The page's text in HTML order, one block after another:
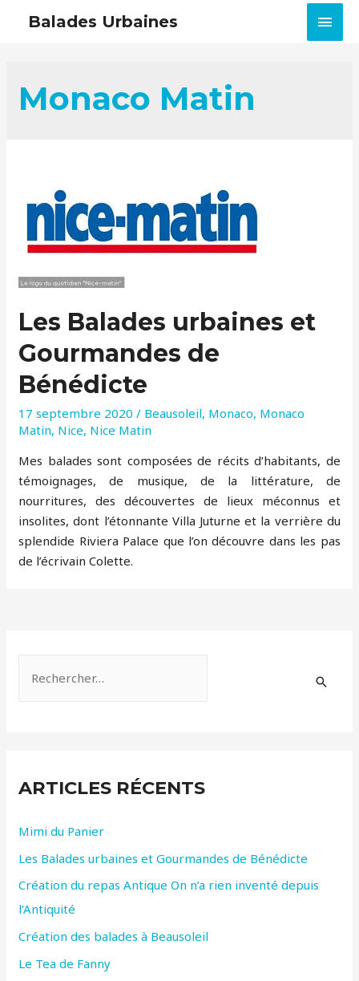
Balades Urbaines
Monaco Matin
Les Balades urbaines et
Gourmandes de
Bénédicte
17 septembre 2020 / Beausoleil, Monaco, Monaco
Matin, Nice, Nice Matin
Mes balades sont composées de récits d’habitants, de
témoignages, de musique, de la littérature, de
nourritures, des découvertes de lieux méconnus et
insolites, dont l’étonnante Villa Juturne et la verrière du
splendide Riviera Palace que l’on découvre dans les pas
de l’écrivain Colette.
r
h
e
r
:
ARTICLES RÉCENTS
Mimi du Panier
Les Balades urbaines et Gourmandes de Bénédicte
Création du repas Antique On n’a rien inventé depuis
l’Antiquité
Création des balades à Beausoleil
Le Tea de Fanny